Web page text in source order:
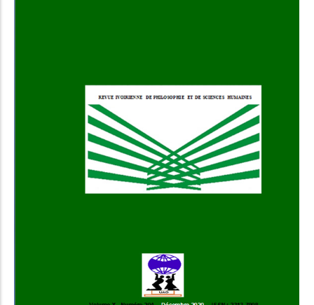
Add to Cart